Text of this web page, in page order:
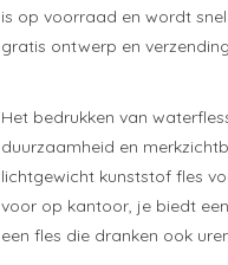
is op voorraad en wordt
gratis ontwerp en
Het bedrukken van
duurzaamheid en
lichtgewicht kunststof fles
voor op kantoor, je biedt
een fles die dranken ook